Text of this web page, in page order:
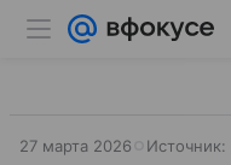
27 марта 2026 Источник: